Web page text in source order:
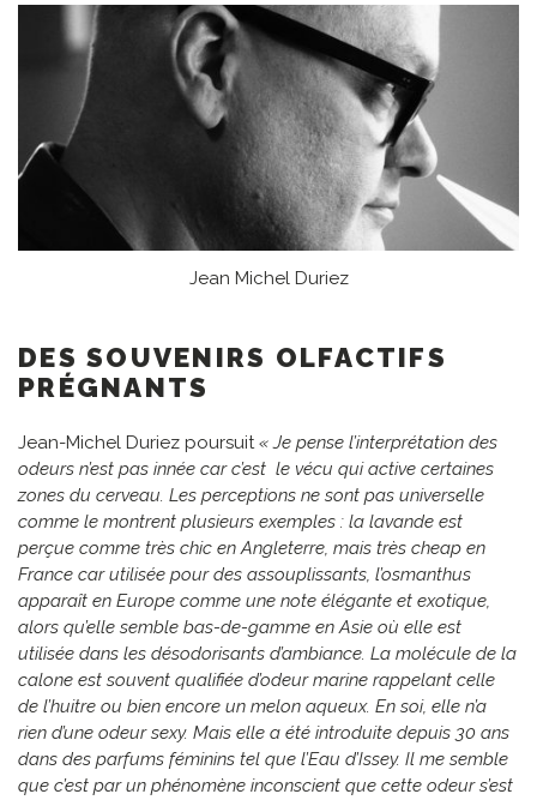
Jean Michel Duriez
DES SOUVENIRS OLFACTIFS
PRÉGNANTS
Jean-Michel Duriez poursuit« Je pense l’interprétation des
odeurs n’est pas innée car c’est le vécu qui active certaines
zones du cerveau. Les perceptions ne sont pas universelle
comme le montrent plusieurs exemples : la lavande est
perçue comme très chic en Angleterre, mais très cheap en
France car utilisée pour des assouplissants, l’osmanthus
apparaît en Europe comme une note élégante et exotique,
alors qu’elle semble bas-de-gamme en Asie où elle est
utilisée dans les désodorisants d’ambiance. La molécule de la
calone est souvent qualifiée d’odeur marine rappelant celle
de l’huitre ou bien encore un melon aqueux. En soi, elle n’a
rien d’une odeur sexy. Mais elle a été introduite depuis 30 ans
dans des parfums féminins tel que l’Eau d’Issey. Il me semble
que c’est par un phénomène inconscient que cette odeur s’est